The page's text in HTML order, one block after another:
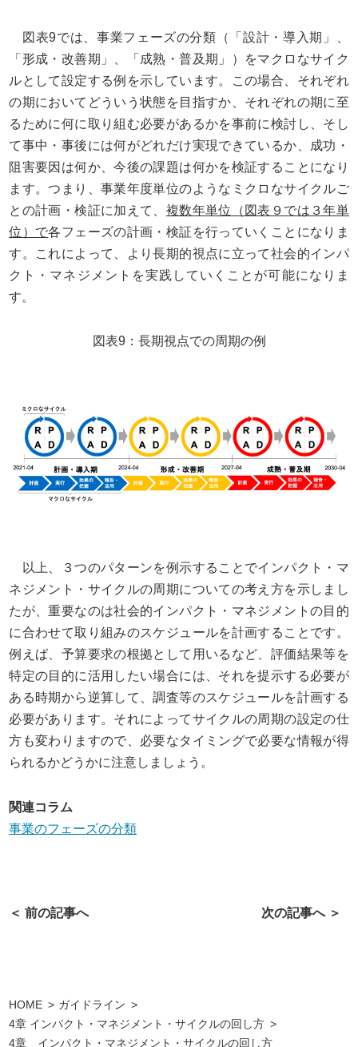
図表9では、事業フェーズの分類（「設計・導入期」、
「形成・改善期」、「成熟・普及期」）をマクロなサイク
ルとして設定する例を示しています。この場合、それぞれ
の期においてどういう状態を目指すか、それぞれの期に至
るために何に取り組む必要があるかを事前に検討し、そし
て事中・事後には何がどれだけ実現できているか、成功・
阻害要因は何か、今後の課題は何かを検証することになり
ます。つまり、事業年度単位のようなミクロなサイクルご
との計画・検証に加えて、 複数年単位（図表９では３年単
位）で各フェーズの計画・検証を行っていくことになりま
す。これによって、より長期的視点に立って社会的インパ
クト・マネジメントを実践していくことが可能になりま
す。
図表9：長期視点での周期の例
以上、３つのパターンを例示することでインパクト・マ
ネジメント・サイクルの周期についての考え方を示しまし
たが、重要なのは社会的インパクト・マネジメントの目的
に合わせて取り組みのスケジュールを計画することです。
例えば、予算要求の根拠として用いるなど、評価結果等を
特定の目的に活用したい場合には、それを提示する必要が
ある時期から逆算して、調査等のスケジュールを計画する
必要があります。それによってサイクルの周期の設定の仕
方も変わりますので、必要なタイミングで必要な情報が得
られるかどうかに注意しましょう。
関連コラム
事業のフェーズの分類
＜ 前の記事へ 次の記事へ ＞
HOME
ガイドライン
4章 インパクト・マネジメント・サイクルの回し方
4章 インパクト・マネジメント・サイクルの回し方